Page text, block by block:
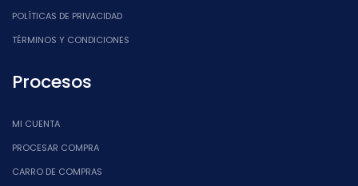
POLÍTICAS DE PRIVACIDAD
TÉRMINOS Y CONDICIONES
Procesos
MI CUENTA
PROCESAR COMPRA
CARRO DE COMPRAS